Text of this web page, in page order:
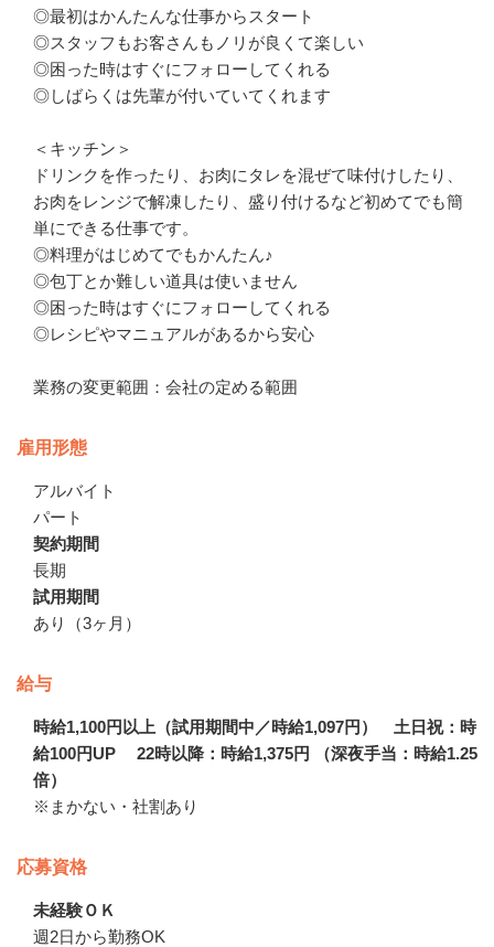
◎最初はかんたんな仕事からスタート
◎スタッフもお客さんもノリが良くて楽しい
◎困った時はすぐにフォローしてくれる
◎しばらくは先輩が付いていてくれます
＜キッチン＞
ドリンクを作ったり、お肉にタレを混ぜて味付けしたり、
お肉をレンジで解凍したり、盛り付けるなど初めてでも簡
単にできる仕事です。
◎料理がはじめてでもかんたん♪
◎包丁とか難しい道具は使いません
◎困った時はすぐにフォローしてくれる
◎レシピやマニュアルがあるから安心
業務の変更範囲：会社の定める範囲
雇用形態
アルバイト
パート
契約期間
長期
試用期間
あり（3ヶ月）
給与
時給1,100円以上（試用期間中／時給1,097円） 土日祝：時
給100円UP 22時以降：時給1,375円 （深夜手当：時給1.25
倍）
※まかない・社割あり
応募資格
未経験ＯＫ
週2日から勤務OK